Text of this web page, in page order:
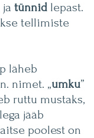
ja tünnid lepast.
tellimiste
läheb
nimet. „umku”
ruttu mustaks,
jääb
poolest on